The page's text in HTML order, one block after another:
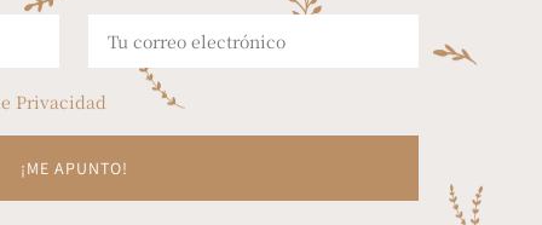
Privacidad
¡ME APUNTO!